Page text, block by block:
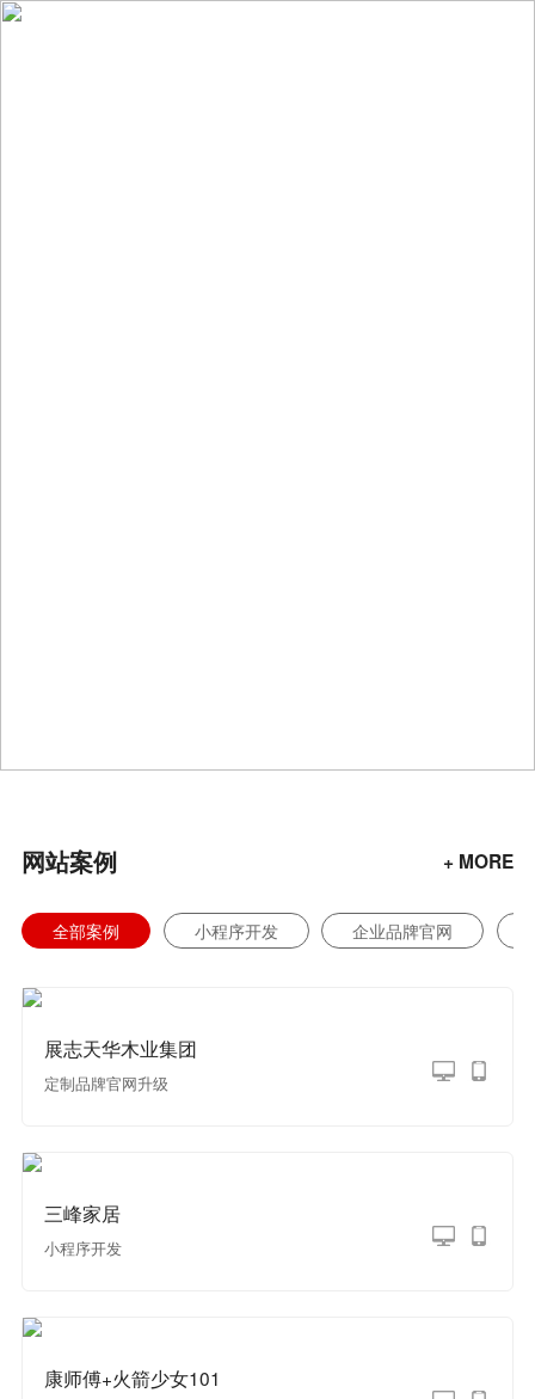
网站案例 + MORE
全部案例 小程序开发 企业品牌官网
展志天华木业集团
定制品牌官网升级
三峰家居
小程序开发
康师傅+火箭少女101